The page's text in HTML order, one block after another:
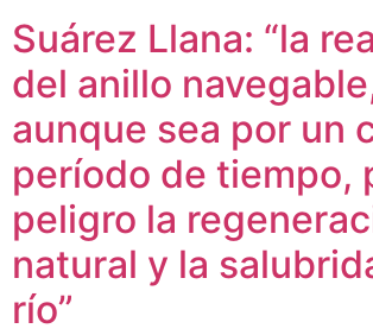
Suárez Llana: “la
del anillo
aunque sea por un
período de tiempo,
peligro la
natural y la
río”